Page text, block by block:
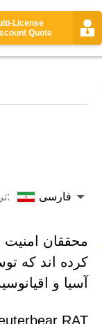
License
Quote
ترجمه به: فارسی
کرده اند که
آسیا و